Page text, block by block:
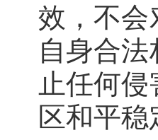
效，不会
自身合
止任何
区和平稳